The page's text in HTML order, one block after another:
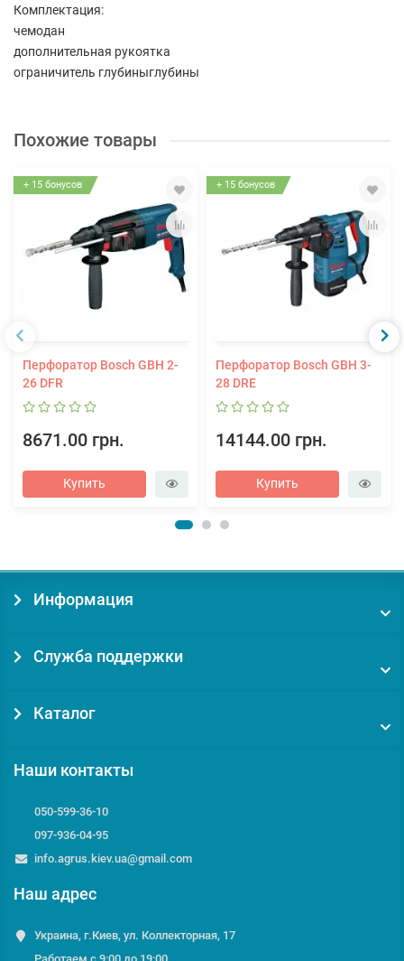
Комплектация:
чемодан
дополнительная рукоятка
ограничитель глубиныглубины
Похожие товары
+ 15 бонусов
Перфоратор Bosch GBH 2-
26 DFR
8671.00 грн.
Купить
+ 15 бонусов
Перфоратор Bosch GBH 3-
28 DRE
14144.00 грн.
Купить
Информация
Служба поддержки
Каталог
Наши контакты
050-599-36-10
097-936-04-95
info.agrus.kiev.ua@gmail.com
Наш адрес
Украина, г.Киев, ул. Коллекторная, 17